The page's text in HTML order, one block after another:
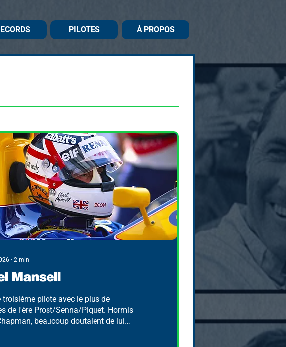
PILOTES À PROPOS
∙ 2 min
Mansell
troisième pilote avec le plus de
de l'ère Prost/Senna/Piquet. Hormis
beaucoup doutaient de lui